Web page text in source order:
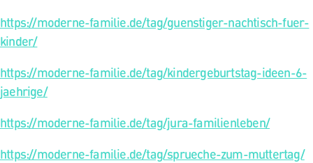
https://moderne-familie.de/tag/guenstiger-nachtisch-fuer-
kinder/
https://moderne-familie.de/tag/kindergeburtstag-ideen-6-
jaehrige/
https://moderne-familie.de/tag/jura-familienleben/
https://moderne-familie.de/tag/sprueche-zum-muttertag/